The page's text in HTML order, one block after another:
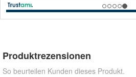
Produktrezensionen
So beurteilen Kunden dieses Produkt.